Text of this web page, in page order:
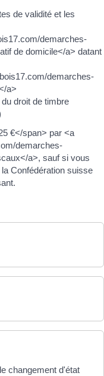
de validité et les
demarches-
de domicile</a> datant
demarches-
a>
droit de timbre
€</span> par <a
demarches-
a>, sauf si vous
Confédération suisse
changement d'état